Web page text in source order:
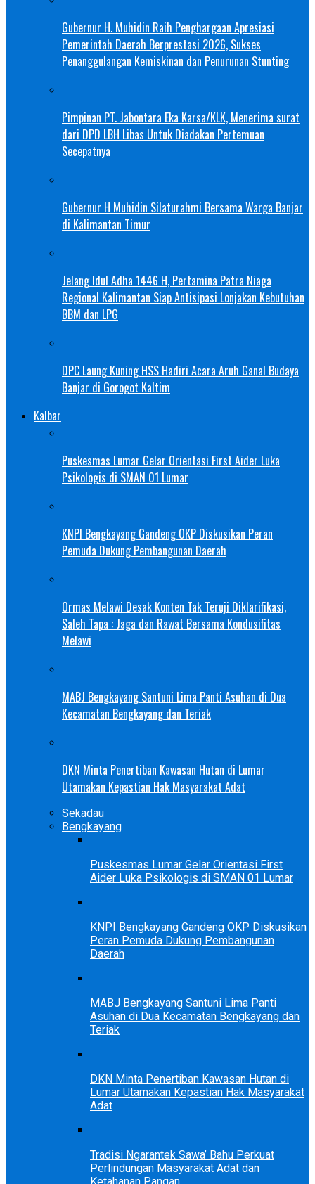
Gubernur H. Muhidin Raih Penghargaan Apresiasi
Pemerintah Daerah Berprestasi 2026, Sukses
Penanggulangan Kemiskinan dan Penurunan Stunting
Pimpinan PT. Jabontara Eka Karsa/KLK, Menerima surat
dari DPD LBH Libas Untuk Diadakan Pertemuan
Secepatnya
Gubernur H Muhidin Silaturahmi Bersama Warga Banjar
di Kalimantan Timur
Jelang Idul Adha 1446 H, Pertamina Patra Niaga
Regional Kalimantan Siap Antisipasi Lonjakan Kebutuhan
BBM dan LPG
DPC Laung Kuning HSS Hadiri Acara Aruh Ganal Budaya
Banjar di Gorogot Kaltim
Kalbar
Puskesmas Lumar Gelar Orientasi First Aider Luka
Psikologis di SMAN 01 Lumar
KNPI Bengkayang Gandeng OKP Diskusikan Peran
Pemuda Dukung Pembangunan Daerah
Ormas Melawi Desak Konten Tak Teruji Diklarifikasi,
Saleh Tapa : Jaga dan Rawat Bersama Kondusifitas
Melawi
MABJ Bengkayang Santuni Lima Panti Asuhan di Dua
Kecamatan Bengkayang dan Teriak
DKN Minta Penertiban Kawasan Hutan di Lumar
Utamakan Kepastian Hak Masyarakat Adat
Sekadau
Bengkayang
Puskesmas Lumar Gelar Orientasi First
Aider Luka Psikologis di SMAN 01 Lumar
KNPI Bengkayang Gandeng OKP Diskusikan
Peran Pemuda Dukung Pembangunan
Daerah
MABJ Bengkayang Santuni Lima Panti
Asuhan di Dua Kecamatan Bengkayang dan
Teriak
DKN Minta Penertiban Kawasan Hutan di
Lumar Utamakan Kepastian Hak Masyarakat
Adat
Tradisi Ngarantek Sawa’ Bahu Perkuat
Perlindungan Masyarakat Adat dan